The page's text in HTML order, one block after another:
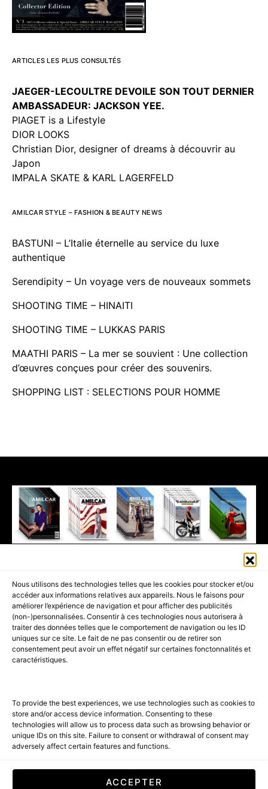
Nous utilisons des technologies telles que les cookies pour stocker et/ou
accéder aux informations relatives aux appareils. Nous le faisons pour
améliorer l’expérience de navigation et pour afficher des publicités
(non-)personnalisées. Consentir à ces technologies nous autorisera à
traiter des données telles que le comportement de navigation ou les ID
uniques sur ce site. Le fait de ne pas consentir ou de retirer son
consentement peut avoir un effet négatif sur certaines fonctonnalités et
caractéristiques.
To provide the best experiences, we use technologies such as cookies to
store and/or access device information. Consenting to these
technologies will allow us to process data such as browsing behavior or
unique IDs on this site. Failure to consent or withdrawal of consent may
adversely affect certain features and functions.
ACCEPTER
ARTICLES LES PLUS CONSULTÉS
JAEGER-LECOULTRE DEVOILE SON TOUT DERNIER
AMBASSADEUR: JACKSON YEE.
PIAGET is a Lifestyle
DIOR LOOKS
Christian Dior, designer of dreams à découvrir au
Japon
IMPALA SKATE & KARL LAGERFELD
AMILCAR STYLE – FASHION & BEAUTY NEWS
BASTUNI – L’Italie éternelle au service du luxe
authentique
Serendipity – Un voyage vers de nouveaux sommets
SHOOTING TIME – HINAITI
SHOOTING TIME – LUKKAS PARIS
MAATHI PARIS – La mer se souvient : Une collection
d’œuvres conçues pour créer des souvenirs.
SHOPPING LIST : SELECTIONS POUR HOMME
PART OF THEAMILCAR MAGAZINE GROUP.EDITOR - ADVERTISING
AGENCE MEDIANE.
ACCUEIL BEST OF LUXE
35 MAGAZINES
SHOPPING & CONCIERGERIE
Voyages Contact
SUBSCRIBE